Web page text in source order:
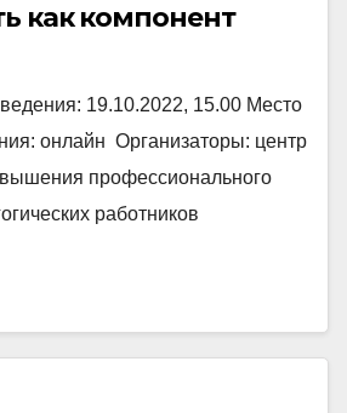
как компонент
грамотности.
задачи»19.10.2022, 15.00 Место
онлайн Организаторы: центр
профессионального
работников